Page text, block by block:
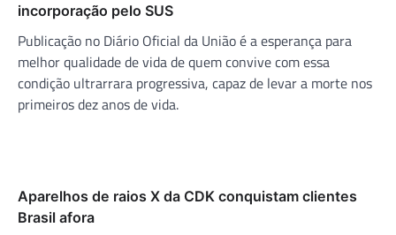
incorporação pelo SUS
Publicação no Diário Oficial da União é a esperança para
melhor qualidade de vida de quem convive com essa
condição ultrarrara progressiva, capaz de levar a morte nos
primeiros dez anos de vida.
Aparelhos de raios X da CDK conquistam clientes
Brasil afora